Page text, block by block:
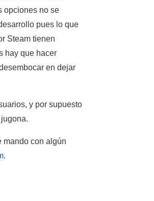
opciones no se
pues lo que
Steam tienen
hay que hacer
en dejar
y por supuesto
mando con algún
.